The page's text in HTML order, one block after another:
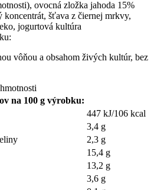
ovocná zložka jahoda 15%
šťava z čiernej mrkvy,
jogurtová kultúra
vôňou a obsahom živých kultúr, bez
na 100 g výrobku:
447 kJ/106 kcal
3,4 g
2,3 g
15,4 g
13,2 g
3,6 g